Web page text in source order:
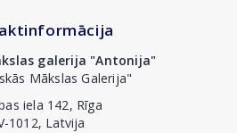
galerija "Antonija"
Mākslas Galerija"
iela 142, Rīga
1012, Latvija